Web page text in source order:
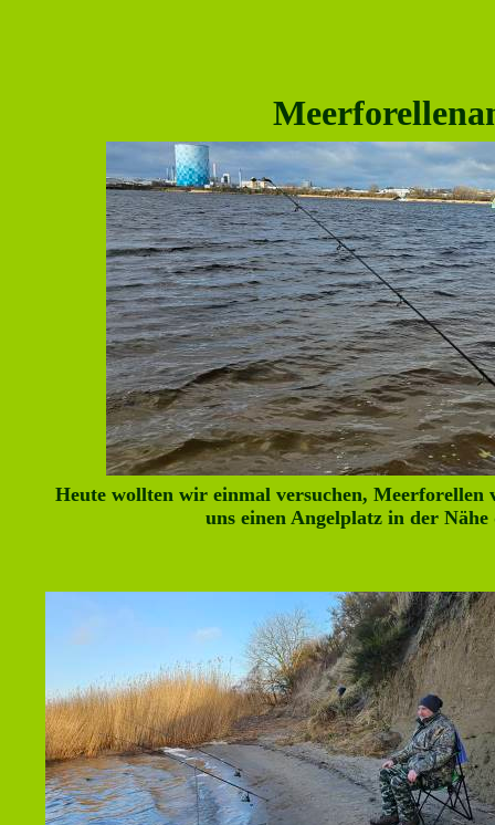
Heute wollten wir einmal versuchen,
uns einen Angelplatz in der